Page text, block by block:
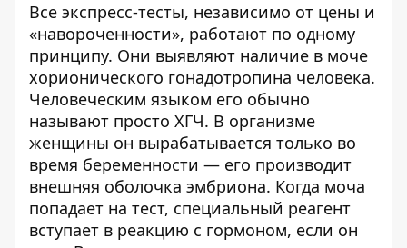
Все экспресс-тесты, независимо от цены и
«навороченности», работают по одному
принципу. Они выявляют наличие в моче
хорионического гонадотропина человека.
Человеческим языком его обычно
называют просто ХГЧ. В организме
женщины он вырабатывается только во
время беременности — его производит
внешняя оболочка эмбриона. Когда моча
попадает на тест, специальный реагент
вступает в реакцию с гормоном, если он